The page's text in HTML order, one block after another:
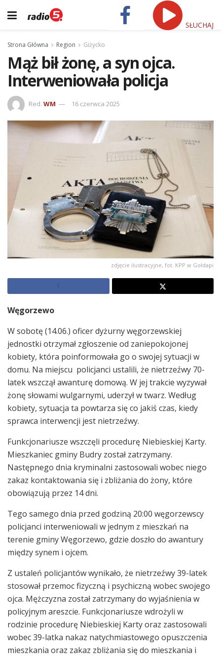
SŁUCHAJ
Strona Główna Region Giżycko
Mąż bił żonę, a syn ojca.
Interweniowała policja
Red. WM 16 czerwca 2025
zdjęcie ilustracyjne, fot. KPP w Gołdapi
Węgorzewo
W sobotę (14.06.) oficer dyżurny węgorzewskiej
jednostki otrzymał zgłoszenie od zaniepokojonej
kobiety, która poinformowała go o swojej sytuacji w
domu. Na miejscu policjanci ustalili, że nietrzeźwy 70-
latek wszczął awanturę domową. W jej trakcie wyzywał
żonę słowami wulgarnymi, uderzył w twarz. Według
kobiety, sytuacja ta powtarza się co jakiś czas, kiedy
sprawca interwencji jest nietrzeźwy.
Funkcjonariusze wszczęli procedurę Niebieskiej Karty.
Mieszkaniec gminy Budry został zatrzymany.
Następnego dnia kryminalni zastosowali wobec niego
zakaz kontaktowania się i zbliżania do żony, które
obowiązują przez 14 dni.
Tego samego dnia przed godziną 20:00 węgorzewscy
policjanci interweniowali w jednym z mieszkań na
terenie gminy Węgorzewo, gdzie doszło do awantury
między synem i ojcem.
Z ustaleń policjantów wynikało, że nietrzeźwy 39-latek
stosował przemoc fizyczną i psychiczną wobec swojego
ojca. Mężczyzna został zatrzymany do wyjaśnienia w
policyjnym areszcie. Funkcjonariusze wdrożyli w
rodzinie procedurę Niebieskiej Karty oraz zastosowali
wobec 39-latka nakaz natychmiastowego opuszczenia
mieszkania oraz zakaz zbliżania się do mieszkania i